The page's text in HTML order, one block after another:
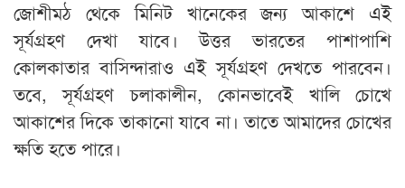
জোশীমঠ থেকে মিনিট খানেকের জন্য আকাশে এই
সূর্যগ্রহণ দেখা যাবে। উত্তর ভারতের পাশাপাশি
কোলকাতার বাসিন্দারাও এই সূর্যগ্রহণ দেখতে পারবেন।
তবে, সূর্যগ্রহণ চলাকালীন, কোনভাবেই খালি চোখে
আকাশের দিকে তাকানো যাবে না। তাতে আমাদের চোখের
ক্ষতি হতে পারে।